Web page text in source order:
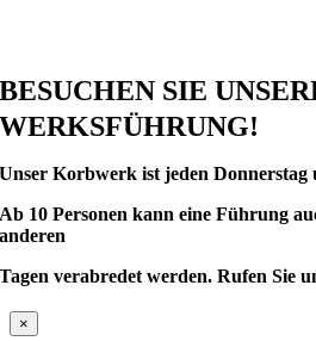
BESUCHEN SIE
WERKSFÜHRUNG!
Unser Korbwerk istjeden Donnerstag
Ab 10 Personen kann eine Führung
anderen
Tagen verabredet werden.Rufen Sie
×